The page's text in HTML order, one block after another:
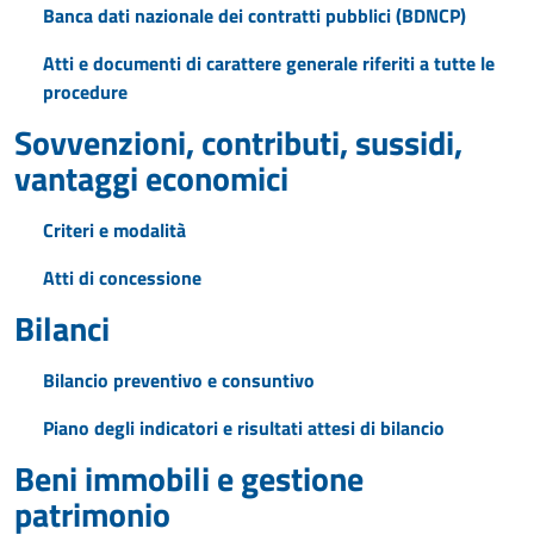
Banca dati nazionale dei contratti pubblici (BDNCP)
Atti e documenti di carattere generale riferiti a tutte le
procedure
Sovvenzioni, contributi, sussidi,
vantaggi economici
Criteri e modalità
Atti di concessione
Bilanci
Bilancio preventivo e consuntivo
Piano degli indicatori e risultati attesi di bilancio
Beni immobili e gestione
patrimonio